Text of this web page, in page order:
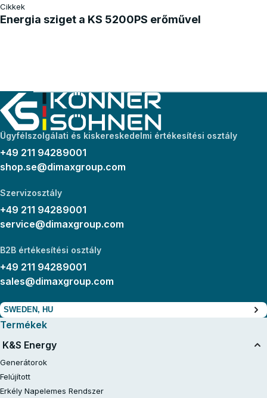
Cikkek
Energia sziget a KS 5200PS erőművel
Ügyfélszolgálati és kiskereskedelmi értékesítési osztály
+49 211 94289001
shop.se@dimaxgroup.com
Szervizosztály
+49 211 94289001
service@dimaxgroup.com
B2B értékesítési osztály
+49 211 94289001
sales@dimaxgroup.com
SWEDEN, HU
Termékek
K&S Energy
Generátorok
Felújított
Erkély Napelemes Rendszer